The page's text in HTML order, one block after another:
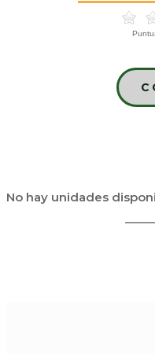
No hay unidades